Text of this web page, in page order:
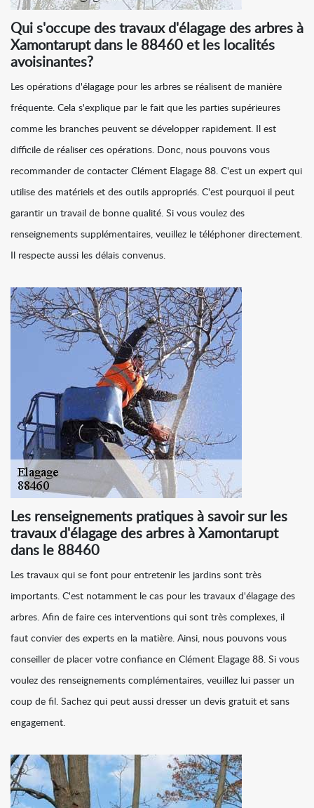
Qui s'occupe des travaux d'élagage des arbres à
Xamontarupt dans le 88460 et les localités
avoisinantes?
Les opérations d'élagage pour les arbres se réalisent de manière
fréquente. Cela s'explique par le fait que les parties supérieures
comme les branches peuvent se développer rapidement. Il est
difficile de réaliser ces opérations. Donc, nous pouvons vous
recommander de contacter Clément Elagage 88. C'est un expert qui
utilise des matériels et des outils appropriés. C'est pourquoi il peut
garantir un travail de bonne qualité. Si vous voulez des
renseignements supplémentaires, veuillez le téléphoner directement.
Il respecte aussi les délais convenus.
Les renseignements pratiques à savoir sur les
travaux d'élagage des arbres à Xamontarupt
dans le 88460
Les travaux qui se font pour entretenir les jardins sont très
importants. C'est notamment le cas pour les travaux d'élagage des
arbres. Afin de faire ces interventions qui sont très complexes, il
faut convier des experts en la matière. Ainsi, nous pouvons vous
conseiller de placer votre confiance en Clément Elagage 88. Si vous
voulez des renseignements complémentaires, veuillez lui passer un
coup de fil. Sachez qui peut aussi dresser un devis gratuit et sans
engagement.